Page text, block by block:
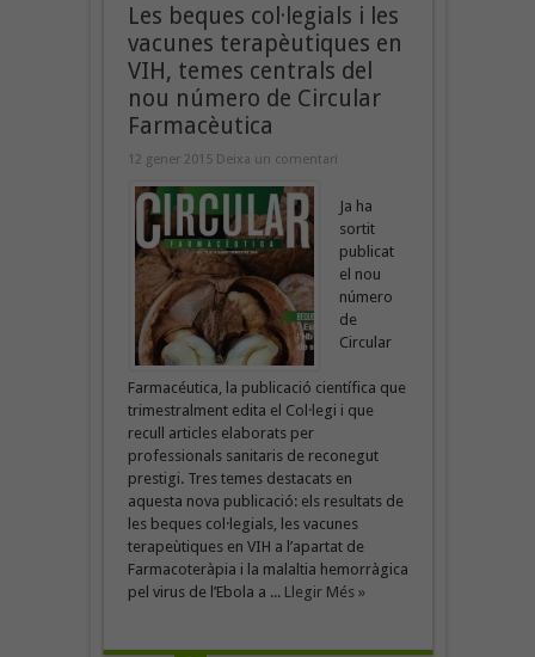
Les beques col·legials i les
vacunes terapèutiques en
VIH, temes centrals del
nou número de Circular
Farmacèutica
12 gener 2015 Deixa un comentari
Ja ha
sortit
publicat
el nou
número
de
Circular
Farmacéutica, la publicació científica que
trimestralment edita el Col·legi i que
recull articles elaborats per
professionals sanitaris de reconegut
prestigi. Tres temes destacats en
aquesta nova publicació: els resultats de
les beques col·legials, les vacunes
terapeùtiques en VIH a l’apartat de
Farmacoteràpia i la malaltia hemorràgica
pel virus de l’Ebola a ... Llegir Més »